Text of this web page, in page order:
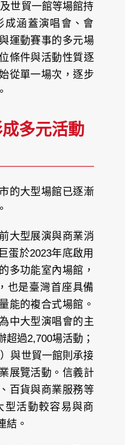
世貿一館等場館持
成涵蓋演唱會、會
運動賽事的多元場
條件與活動性質逐
從單一場次，逐步
多元活動
的大型場館已逐漸
大型展演與商業消
蛋於2023年底啟用
多功能室內場館，
也是臺灣首座具備
能的複合式場館。
中大型演唱會的主
過2,700場活動；
與世貿一館則承接
展覽活動。信義計
百貨與商業服務等
型活動較容易與商
結。